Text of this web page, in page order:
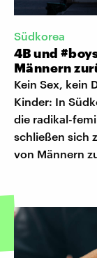
Südkorea
4B und
Männern
Kein Sex, kein
Kinder: In
die radikal-
schließen sich
von Männern